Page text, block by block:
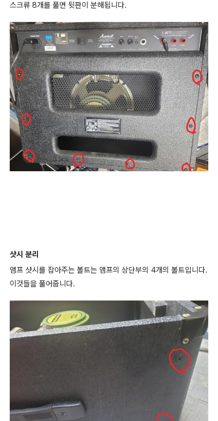
스크류 8개를 풀면 뒷판이 분해됩니다.
샷시 분리
앰프 샷시를 잡아주는 볼트는 앰프의 상단부의 4개의 볼트입니다.
이것들을 풀어줍니다.